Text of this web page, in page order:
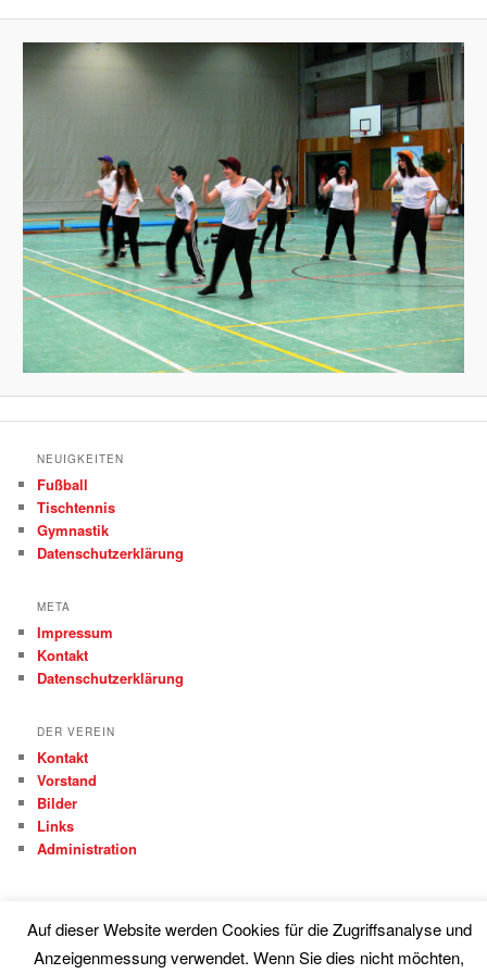
NEUIGKEITEN
Fußball
Tischtennis
Gymnastik
Datenschutzerklärung
META
Impressum
Kontakt
Datenschutzerklärung
DER VEREIN
Kontakt
Vorstand
Bilder
Links
Administration
Proudly powered by WordPress
Auf dieser Website werden Cookies für die Zugriffsanalyse und
Anzeigenmessung verwendet. Wenn Sie dies nicht möchten,